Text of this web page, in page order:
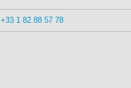
+33 1 82 88 57 78